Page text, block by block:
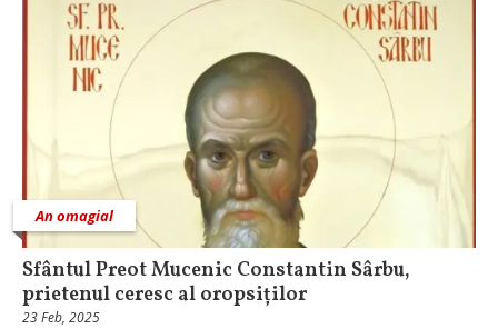
An omagial
Sfântul Preot Mucenic Constantin Sârbu,
prietenul ceresc al oropsiților
23 Feb, 2025